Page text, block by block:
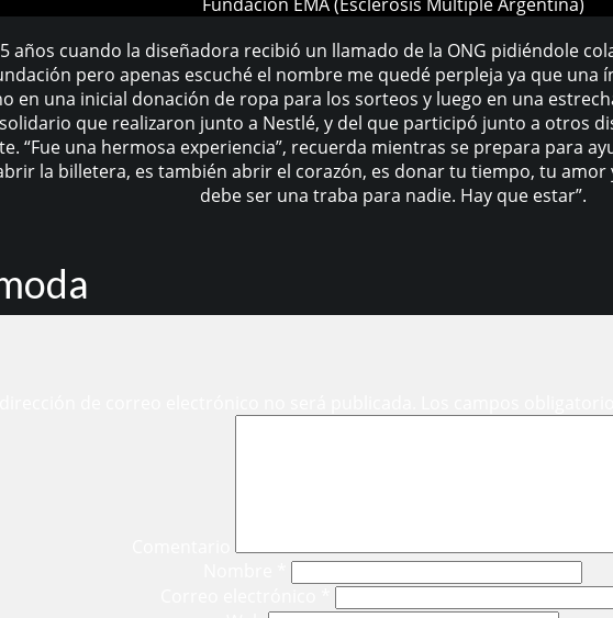
años cuando la diseñadora recibió un llamado de la ONG pidiéndole
pero apenas escuché el nombre me quedé perpleja ya que
en una inicial donación de ropa para los sorteos y luego en una
que realizaron junto a Nestlé, y del que participó junto a otros
“Fue una hermosa experiencia”, recuerda mientras se prepara para
la billetera, es también abrir el corazón, es donar tu tiempo, tu
debe ser una traba para nadie. Hay que estar”.